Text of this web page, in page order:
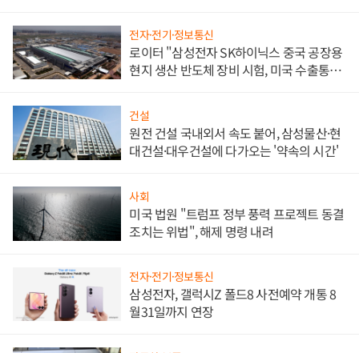
전자·전기·정보통신
로이터 "삼성전자 SK하이닉스 중국 공장용
현지 생산 반도체 장비 시험, 미국 수출통제
건설
원전 건설 국내외서 속도 붙어, 삼성물산·현
대건설·대우건설에 다가오는 '약속의 시간'
사회
미국 법원 "트럼프 정부 풍력 프로젝트 동결
조치는 위법", 해제 명령 내려
전자·전기·정보통신
삼성전자, 갤럭시Z 폴드8 사전예약 개통 8
월31일까지 연장